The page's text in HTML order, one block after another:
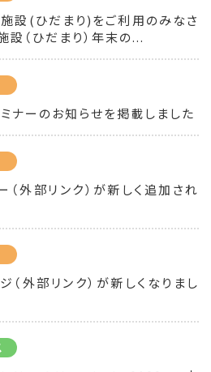
設(ひだまり)をご利用のみなさ
設（ひだまり）年末の...
ナーのお知らせを掲載しました
外部リンク）が新しく追加され
外部リンク）が新しくなりまし